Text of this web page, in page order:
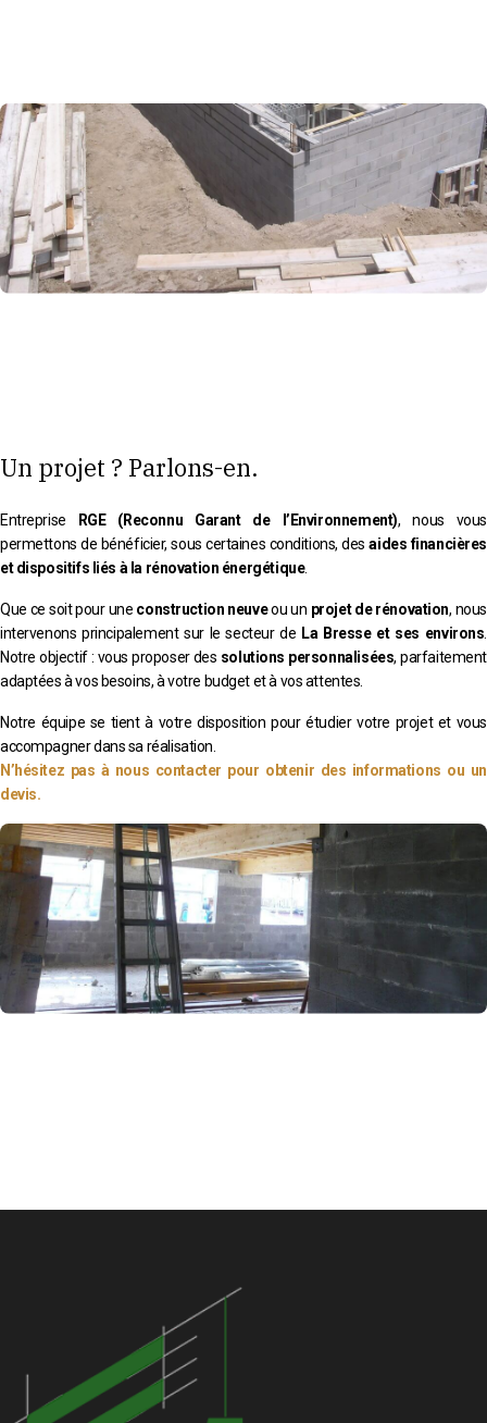
Un projet ? Parlons-en.
Entreprise RGE (Reconnu Garant de l’Environnement), nous vous
permettons de bénéficier, sous certaines conditions, desaides financières
et dispositifs liés à la rénovation énergétique.
Que ce soit pour une construction neuveou un projet de rénovation, nous
intervenons principalement sur le secteur de La Bresse et ses environs
Notre objectif : vous proposer des solutions personnalisées, parfaitement
adaptées à vos besoins, à votre budget et à vos attentes.
Notre équipe se tient à votre disposition pour étudier votre projet et vous
accompagner dans sa réalisation.
N’hésitez pas à nous contacter pour obtenir des informations ou un
devis.